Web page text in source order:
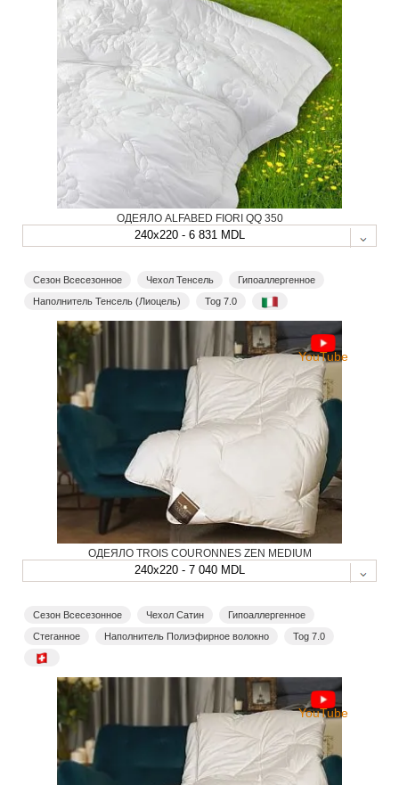
ОДЕЯЛО ALFABED FIORI QQ 350
240x220 - 6 831 MDL
Сезон Всесезонное Чехол Тенсель
Гипоаллергенное
Наполнитель Тенсель (Лиоцель)
Tog 7.0
YouTube
ОДЕЯЛО TROIS COURONNES ZEN MEDIUM
240x220 - 7 040 MDL
Сезон Всесезонное Чехол Сатин
Гипоаллергенное
Стеганное
Наполнитель Полиэфирное волокно Tog 7.0
YouTube